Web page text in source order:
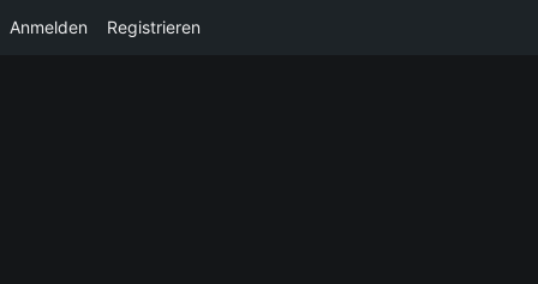
Anmelden Registrieren